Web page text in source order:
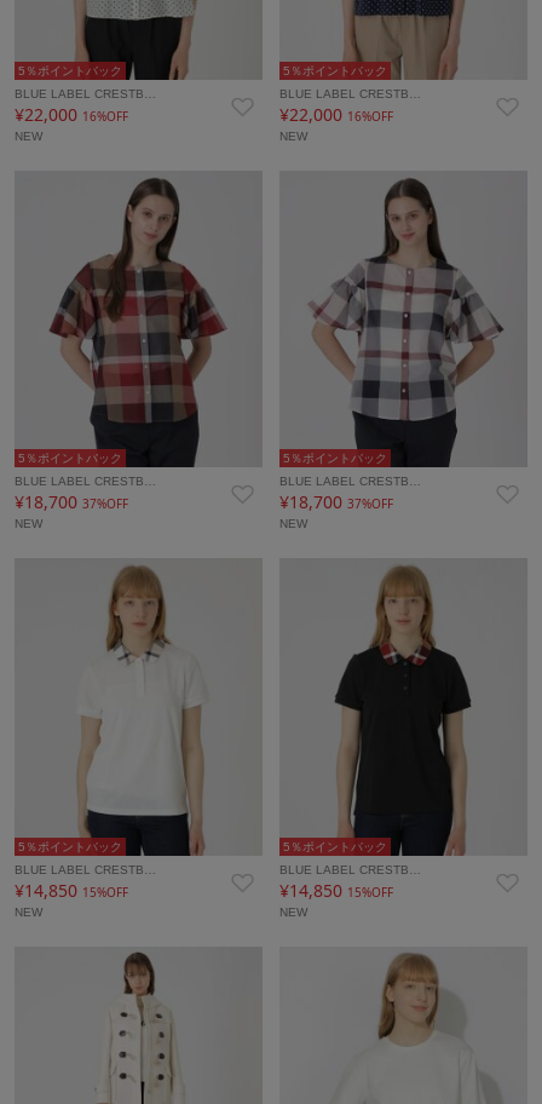
5％ポイントバック
BLUE LABEL CRESTB…
¥22,000 16%OFF
NEW
5％ポイントバック
BLUE LABEL CRESTB…
¥22,000 16%OFF
NEW
5％ポイントバック
BLUE LABEL CRESTB…
¥18,700 37%OFF
NEW
5％ポイントバック
BLUE LABEL CRESTB…
¥18,70037%OFF
NEW
5％ポイントバック
BLUE LABEL CRESTB…
¥14,850 15%OFF
NEW
5％ポイントバック
BLUE LABEL CRESTB…
¥14,850 15%OFF
NEW